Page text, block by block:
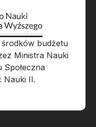
budżetu
Ministra Nauki
Nauki II.